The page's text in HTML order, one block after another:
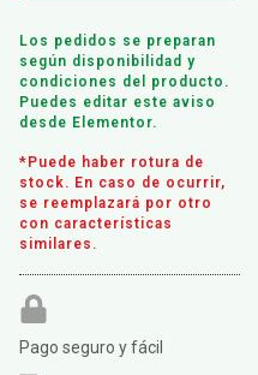
Los pedidos se preparan
según disponibilidad y
condiciones del producto.
Puedes editar este aviso
desde Elementor.
*Puede haber rotura de
stock. En caso de ocurrir,
se reemplazará por otro
con características
similares.
Pago seguro y fácil